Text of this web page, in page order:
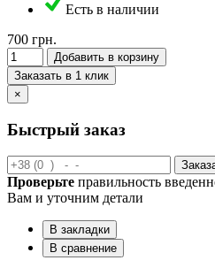
Есть в наличии
700 грн.
Добавить в корзину
Заказать в 1 клик
×
Быстрый заказ
Проверьте правильность
Вам и уточним детали
В закладки
В сравнение